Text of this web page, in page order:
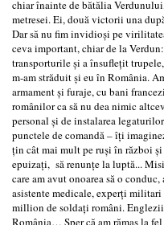
chiar înainte de bătălia
metresei. Ei, două victorii una
Dar să nu fim invidioşi pe
ceva important, chiar de la
transporturile şi a însufleţit
m-am străduit şi eu în România.
armament şi furaje, cu bani
românilor ca să nu dea nimic
personal şi de instalarea
punctele de comandă – îţi
ţin cât mai mult pe ruşi în război
epuizaţi, să renunţe la luptă...
care am avut onoarea să o
asistente medicale, experţi
million de soldaţi români.
România… Sper că am rămas la